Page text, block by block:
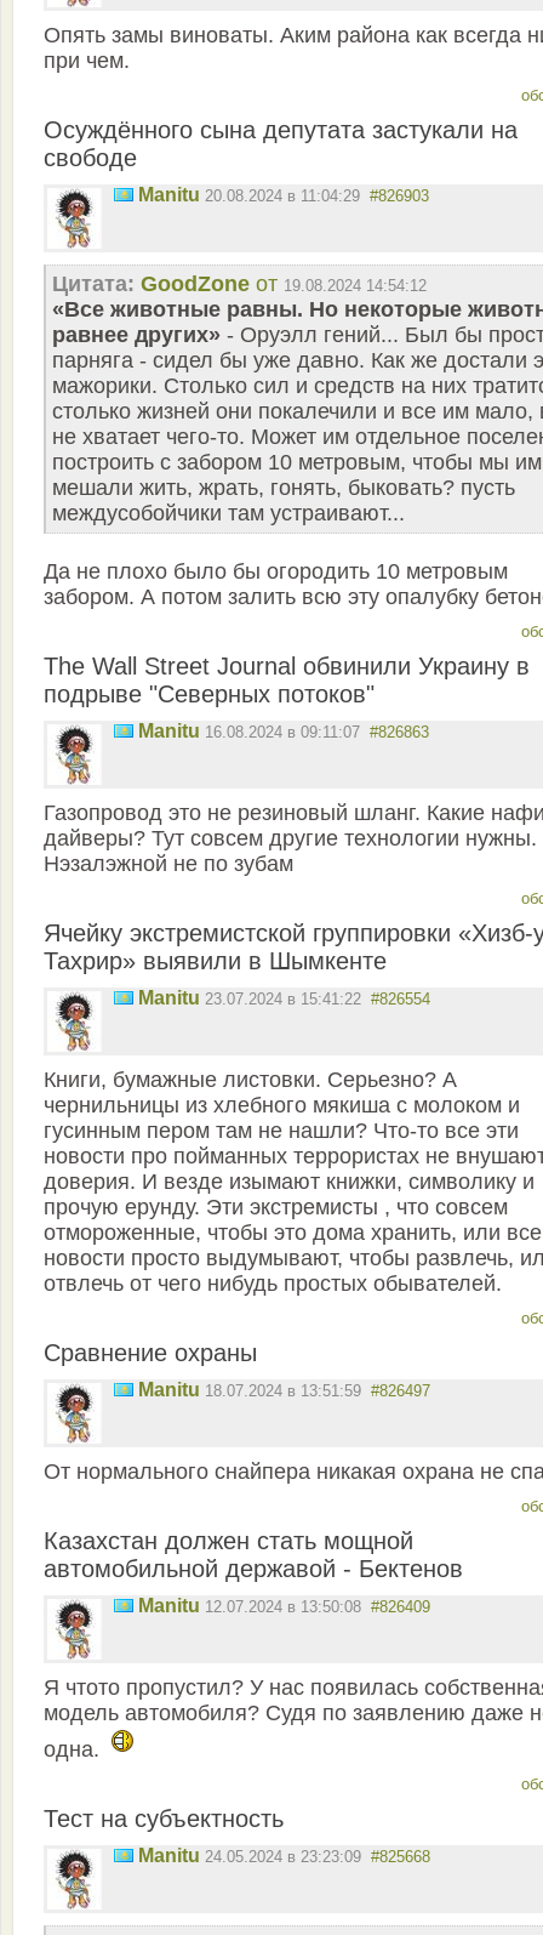
Опять замы виноваты. Аким района как всегда
при чем.
Осуждённого сына депутата застукали на
свободе
Manitu 20.08.2024 в 11:04:29 #826903
Цитата: GoodZone от 19.08.2024 14:54:12
«Все животные равны. Но некоторые
равнее других» - Оруэлл гений... Был бы
парняга - сидел бы уже давно. Как же достали
мажорики. Столько сил и средств на них
столько жизней они покалечили и все им мало,
не хватает чего-то. Может им отдельное
построить с забором 10 метровым, чтобы мы
мешали жить, жрать, гонять, быковать? пусть
междусобойчики там устраивают...
Да не плохо было бы огородить 10 метровым
забором. А потом залить всю эту опалубку
The Wall Street Journal обвинили Украину в
подрыве "Северных потоков"
Manitu 16.08.2024 в 09:11:07 #826863
Газопровод это не резиновый шланг. Какие
дайверы? Тут совсем другие технологии нужны.
Нэзалэжной не по зубам
Ячейку экстремистской группировки «Хизб-
Тахрир» выявили в Шымкенте
Manitu 23.07.2024 в 15:41:22 #826554
Книги, бумажные листовки. Серьезно? А
чернильницы из хлебного мякиша с молоком и
гусинным пером там не нашли? Что-то все эти
новости про пойманных террористах не
доверия. И везде изымают книжки, символику и
прочую ерунду. Эти экстремисты , что совсем
отмороженные, чтобы это дома хранить, или
новости просто выдумывают, чтобы развлечь,
отвлечь от чего нибудь простых обывателей.
Сравнение охраны
Manitu 18.07.2024 в 13:51:59 #826497
От нормального снайпера никакая охрана не
Казахстан должен стать мощной
автомобильной державой - Бектенов
Manitu 12.07.2024 в 13:50:08 #826409
Я чтото пропустил? У нас появилась
модель автомобиля? Судя по заявлению даже
одна.
Тест на субъектность
Manitu 24.05.2024 в 23:23:09 #825668